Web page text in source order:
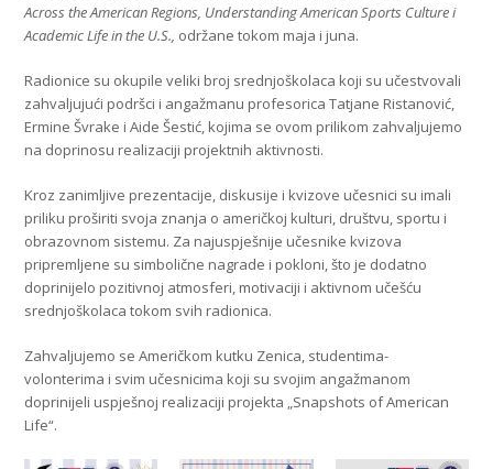
Across the American Regions, Understanding American Sports Culture i
Academic Life in the U.S., održane tokom maja i juna.
Radionice su okupile veliki broj srednjoškolaca koji su učestvovali
zahvaljujući podršci i angažmanu profesorica Tatjane Ristanović,
Ermine Švrake i Aide Šestić, kojima se ovom prilikom zahvaljujemo
na doprinosu realizaciji projektnih aktivnosti.
Kroz zanimljive prezentacije, diskusije i kvizove učesnici su imali
priliku proširiti svoja znanja o američkoj kulturi, društvu, sportu i
obrazovnom sistemu. Za najuspješnije učesnike kvizova
pripremljene su simbolične nagrade i pokloni, što je dodatno
doprinijelo pozitivnoj atmosferi, motivaciji i aktivnom učešću
srednjoškolaca tokom svih radionica.
Zahvaljujemo se Američkom kutku Zenica, studentima-
volonterima i svim učesnicima koji su svojim angažmanom
doprinijeli uspješnoj realizaciji projekta „Snapshots of American
Life“.